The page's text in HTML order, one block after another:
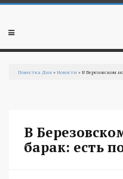
Перейти к основному содержанию
Мобильное
Повестка Дня »Новости » В Березовском
В
барак: есть